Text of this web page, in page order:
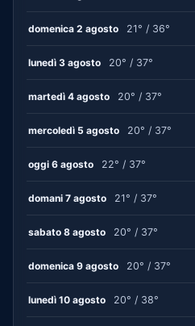
domenica 2 agosto 21° / 36°
lunedì 3 agosto 20° / 37°
martedì 4 agosto 20° / 37°
mercoledì 5 agosto 20° / 37°
oggi 6 agosto 22° / 37°
domani 7 agosto 21° / 37°
sabato 8 agosto 20° / 37°
domenica 9 agosto 20° / 37°
lunedì 10 agosto 20° / 38°